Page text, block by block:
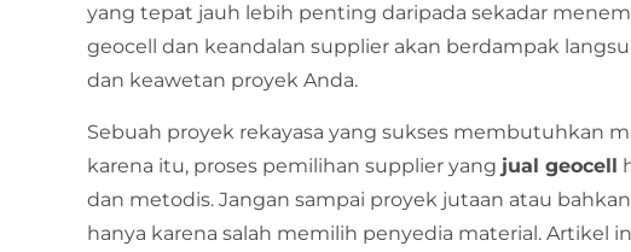
yang tepat jauh lebih penting daripada sekadar
geocell dan keandalan supplier akan berdampak
dan keawetan proyek Anda.
Sebuah proyek rekayasa yang sukses membutuhkan
karena itu, proses pemilihan supplier yang jual geocell
dan metodis. Jangan sampai proyek jutaan atau
hanya karena salah memilih penyedia material. Artikel